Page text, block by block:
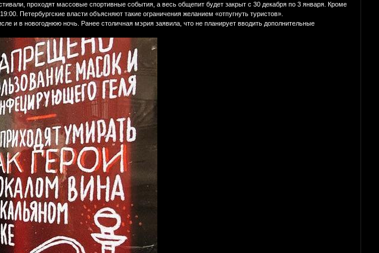
проходят массовые спортивные события, а весь общепит будет закрыт с 30 декабря по 3 января. Кроме
Петербургские власти объясняют такие ограничения желанием «отпугнуть туристов».
и в новогоднюю ночь. Ранее столичная мэрия заявила, что не планирует вводить дополнительные